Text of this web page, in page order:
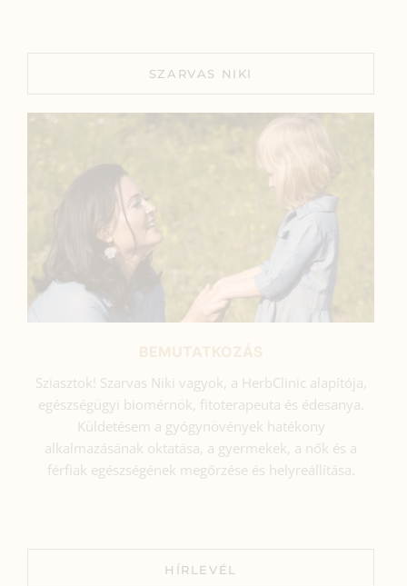
SZARVAS NIKI
Sziasztok! Szarvas Niki vagyok, a HerbClinic alapítója,
egészségügyi biomérnök, fitoterapeuta és édesanya.
Küldetésem a gyógynövények hatékony
alkalmazásának oktatása, a gyermekek, a nők és a
férfiak egészségének megőrzése és helyreállítása.
HÍRLEVÉL